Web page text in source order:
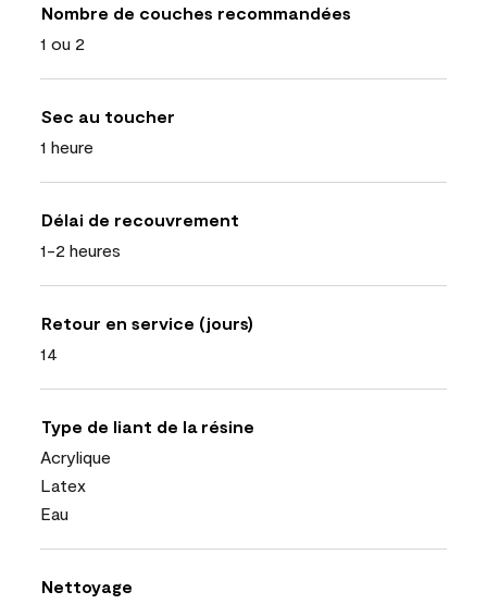
Nombre de couches recommandées
1 ou 2
Sec au toucher
1 heure
Délai de recouvrement
1-2 heures
Retour en service (jours)
14
Type de liant de la résine
Acrylique
Latex
Eau
Nettoyage